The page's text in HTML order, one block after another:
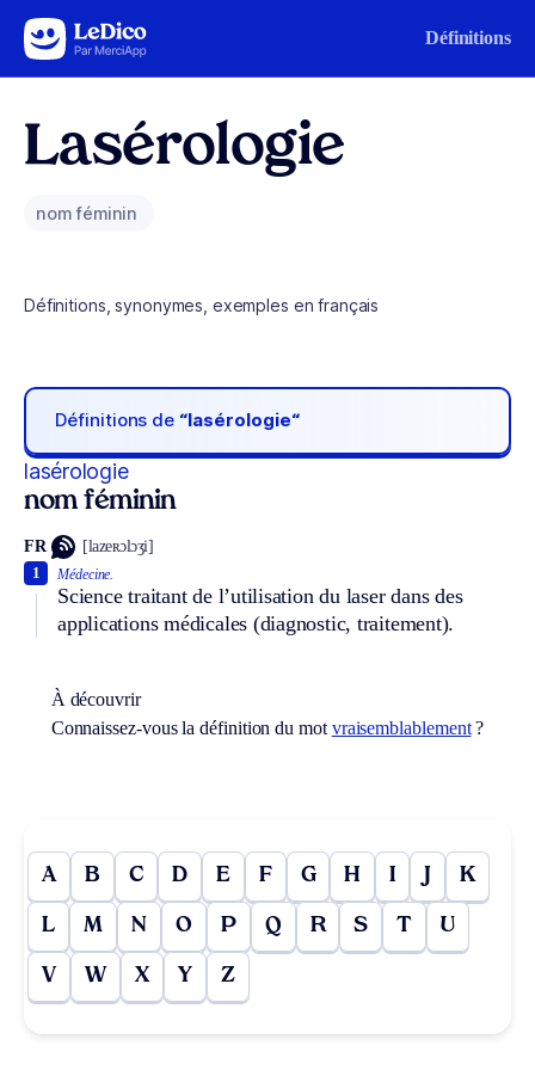
Aller au contenu Définitions
Lasérologie
nom féminin
Définitions, synonymes, exemples en français
Définitions de “lasérologie“
lasérologie
nom féminin
FR [lazeʀɔlɔʒi]
Médecine.
Science traitant de l’utilisation du laser dans des
applications médicales (diagnostic, traitement).
1
À découvrir
Connaissez-vous la définition du mot vraisemblablement?
A B C D E F G H I J K
L M N O P Q R S T U
V W X Y Z